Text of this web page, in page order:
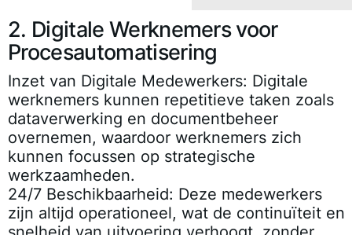
2. Digitale Werknemers voor
Procesautomatisering
Inzet van Digitale Medewerkers: Digitale
werknemers kunnen repetitieve taken zoals
dataverwerking en documentbeheer
overnemen, waardoor werknemers zich
kunnen focussen op strategische
werkzaamheden.
24/7 Beschikbaarheid: Deze medewerkers
zijn altijd operationeel, wat de continuïteit en